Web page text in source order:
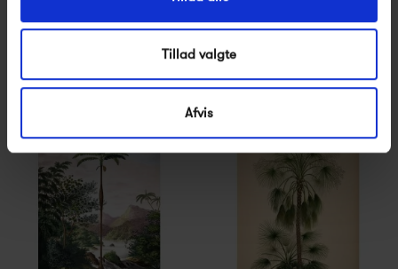
Tillad valgte
Afvis
250,00 kr 250,00 kr